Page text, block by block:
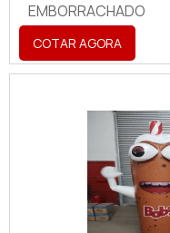
EMBORRACHADO
COTAR AGORA